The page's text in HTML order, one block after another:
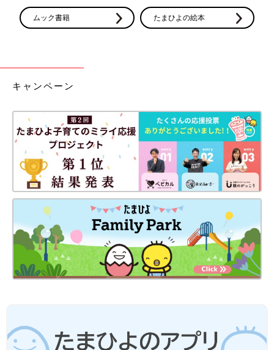
神経芽腫の患者さんが内服する場合は、必要量を1日2回服用しま
す。カプセルが飲めない場合は、カプセルに穴をあけて中身の液
「レチノイン酸のことは初発治療後に、同じ病棟にいたお母さん
かったので、初発の治療後には使いませんでした。そのせいで再
発したわけではないかもしれないけれど、使わなかったことをも
のすごく後悔しました。だから再発したとき、再発の治療後はレ
チノイン酸を使おうと夫婦で話し合って決めていたんです」（み
ゆきさん）
日本では承認されていない薬のため、レチノイン酸を服用するに
は個人輸入で取り寄せるしか方法がありません。初発治療後に情
報をくれたお母さんや、神経芽腫のシンポジウムに参加した際に
知り合った人などから情報を集め、さらに主治医にも相談し、レ
チノイン酸を個人輸入して使い始めたそうです。
「服用をやめたら再発してしまうのではないかという恐怖心もあ
びなかったのは、レチノイン酸の影響もあったのかもしれませ
ん。でも、レチノイン酸のおかげで再々発していないのかもしれ
ムック書籍 たまひよの絵本
キャンペーン